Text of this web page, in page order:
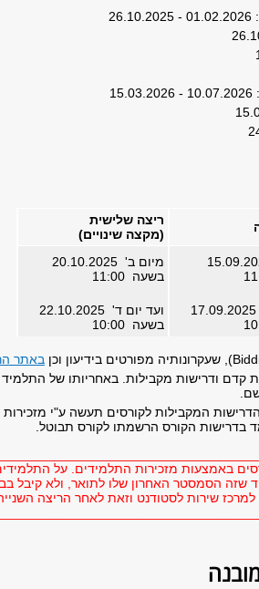
: 01.02.2026 - 26.10.2025
: 10.07.2026 - 15.03.2026
ריצה שלישית
(מקצה שינויים)
מיום ב' 20.10.2025
בשעה 11:00
ועד יום ד' 22.10.2025
בשעה 10:00
באתר
קדם ודרישות מקבילות. באחריותו של
המקבילות לקורסים תעשה ע"י
הקורס הרשמתו לקורס תבוטל.
באמצעות מזכירות התלמידים. על
שזה הסמסטר האחרון שלו לתואר, ולא קיבל
שירות לסטודנט וזאת לאחר הריצה